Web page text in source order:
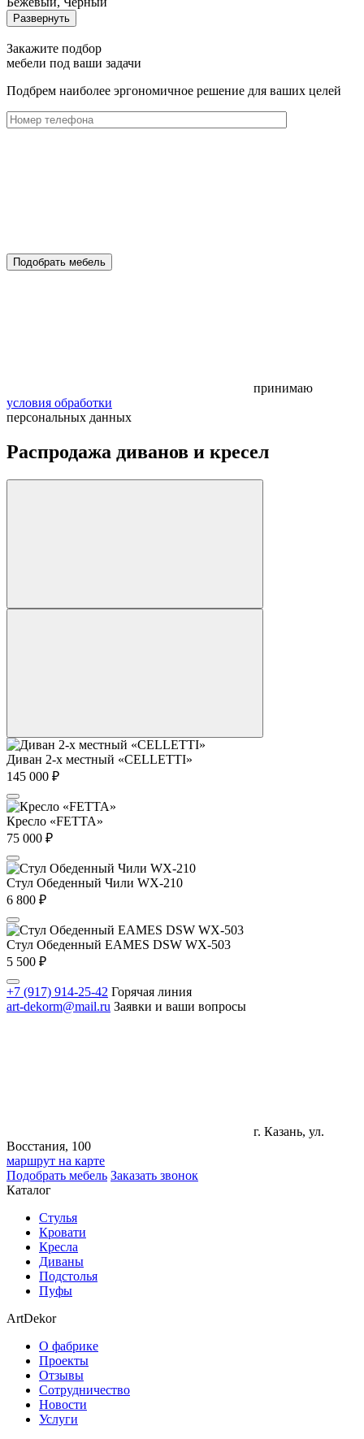
Развернуть
Закажите подбор
мебели под ваши задачи
Подбрем наиболее эргономичное решение для ваших целей
Подобрать мебель
принимаю
условия обработки
персональных данных
Распродажа диванов и кресел
Диван 2-х местный «CELLETTI»
145 000 ₽
Кресло «FETTA»
75 000 ₽
Стул Обеденный Чили WX-210
6 800 ₽
Стул Обеденный EAMES DSW WX-503
5 500 ₽
+7 (917) 914-25-42 Горячая линия
art-dekorm@mail.ru Заявки и ваши вопросы
г. Казань, ул.
Восстания, 100
маршрут на карте
Подобрать мебель Заказать звонок
Каталог
Стулья
Кровати
Кресла
Диваны
Подстолья
Пуфы
ArtDekor
О фабрике
Проекты
Отзывы
Сотрудничество
Новости
Услуги